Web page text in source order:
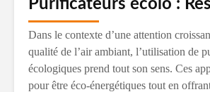
Purificateurs écolo :
Dans le contexte d’une attention
qualité de l’air ambiant, l’utilisation de
écologiques prend tout son sens. Ces
pour être éco-énergétiques tout en